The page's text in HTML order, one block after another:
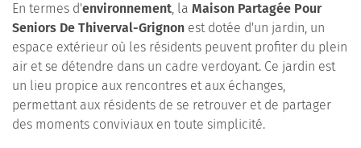
En termes d'environnement, la Maison Partagée Pour
Seniors De Thiverval-Grignon est dotée d'un jardin, un
espace extérieur où les résidents peuvent profiter du plein
air et se détendre dans un cadre verdoyant. Ce jardin est
un lieu propice aux rencontres et aux échanges,
permettant aux résidents de se retrouver et de partager
des moments conviviaux en toute simplicité.